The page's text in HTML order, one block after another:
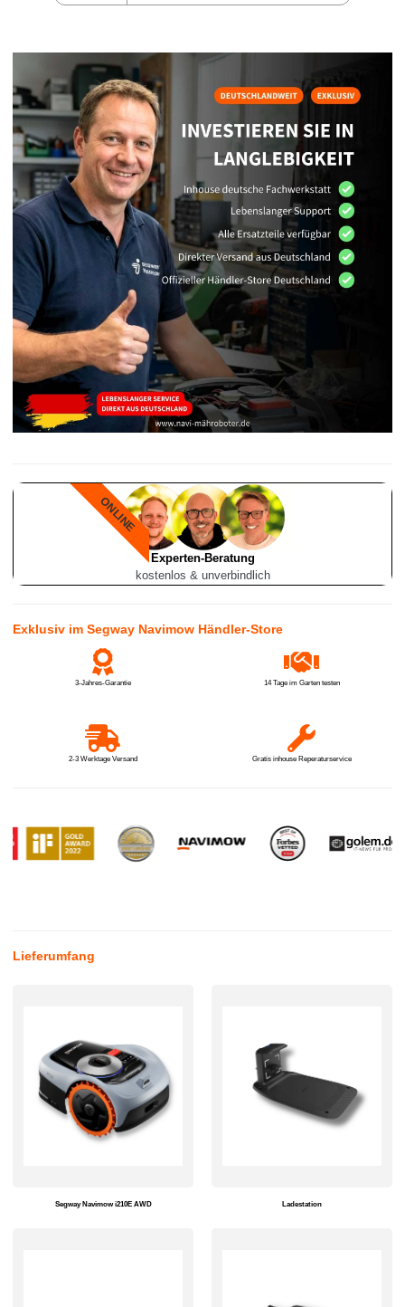
Experten-Beratung
kostenlos & unverbindlich
ONLINE
Exklusiv im Segway Navimow Händler-Store
3-Jahres-Garantie
2-3 Werktage Versand
14 Tage im Garten testen
Gratis inhouse Reperaturservice
Lieferumfang
Segway Navimow i210E AWD Ladestation